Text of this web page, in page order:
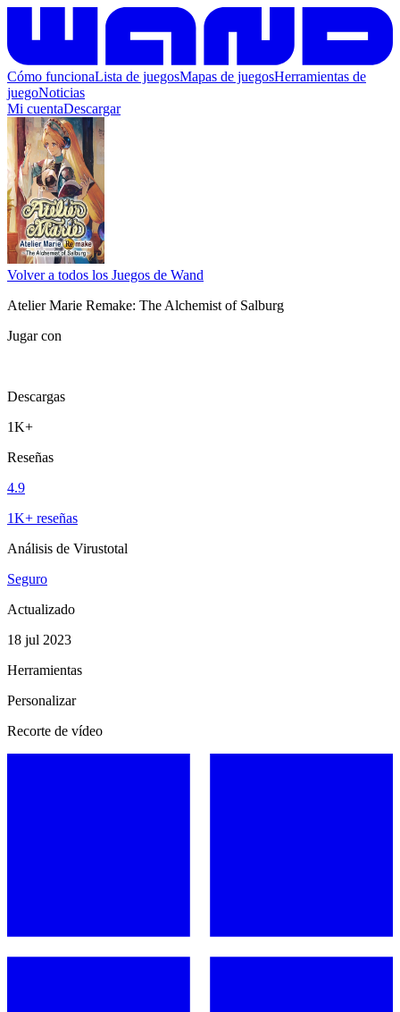
Cómo funcionaLista de juegosMapas de juegosHerramientas de
juegoNoticias
Mi cuentaDescargar
Volver a todos los Juegos de Wand
Atelier Marie Remake: The Alchemist of Salburg
Jugar con
Descargas
1K+
Reseñas
4.9
1K+ reseñas
Análisis de Virustotal
Seguro
Actualizado
18 jul 2023
Herramientas
Personalizar
Recorte de vídeo